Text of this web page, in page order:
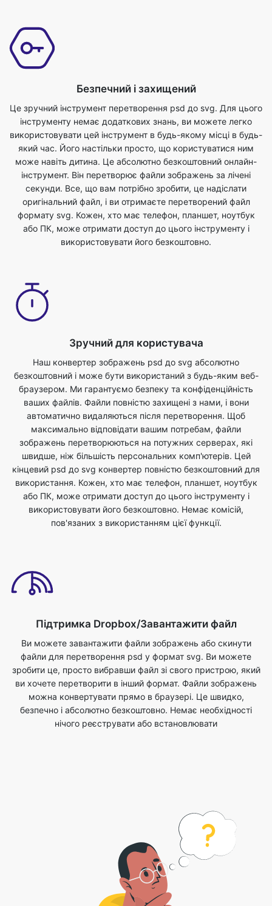
Це зручний інструмент перетворення psd до svg. Для цього
інструменту немає додаткових знань, ви можете легко
використовувати цей інструмент в будь-якому місці в будь-
який час. Його настільки просто, що користуватися ним
може навіть дитина. Це абсолютно безкоштовний онлайн-
інструмент. Він перетворює файли зображень за лічені
секунди. Все, що вам потрібно зробити, це надіслати
оригінальний файл, і ви отримаєте перетворений файл
формату svg. Кожен, хто має телефон, планшет, ноутбук
або ПК, може отримати доступ до цього інструменту і
використовувати його безкоштовно.
Наш конвертер зображень psd до svg абсолютно
безкоштовний і може бути використаний з будь-яким веб-
браузером. Ми гарантуємо безпеку та конфіденційність
ваших файлів. Файли повністю захищені з нами, і вони
автоматично видаляються після перетворення. Щоб
максимально відповідати вашим потребам, файли
зображень перетворюються на потужних серверах, які
швидше, ніж більшість персональних комп'ютерів. Цей
кінцевий psd до svg конвертер повністю безкоштовний для
використання. Кожен, хто має телефон, планшет, ноутбук
або ПК, може отримати доступ до цього інструменту і
використовувати його безкоштовно. Немає комісій,
пов'язаних з використанням цієї функції.
Підтримка Dropbox/Завантажити файл
Ви можете завантажити файли зображень або скинути
зробити це, просто вибравши файл зі свого пристрою, який
ви хочете перетворити в інший формат. Файли зображень
можна конвертувати прямо в браузері. Це швидко,
безпечно і абсолютно безкоштовно. Немає необхідності
нічого реєструвати або встановлювати